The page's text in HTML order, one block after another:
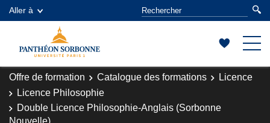
Aller à
Offre de formation Catalogue des formations
Licence
Licence Philosophie
Double Licence Philosophie-Anglais (Sorbonne
Nouvelle)